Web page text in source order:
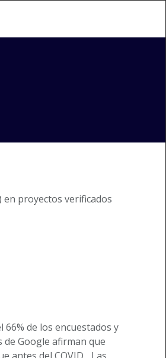
proyectos verificados
de los encuestados y
Google afirman que